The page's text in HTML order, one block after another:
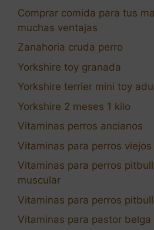
Comprar comida para tus
muchas ventajas
Zanahoria cruda perro
Yorkshire toy granada
Yorkshire terrier mini toy
Yorkshire 2 meses 1 kilo
Vitaminas perros ancianos
Vitaminas para perros viejos
Vitaminas para perros
muscular
Vitaminas para perros pitbull
Vitaminas para pastor belga